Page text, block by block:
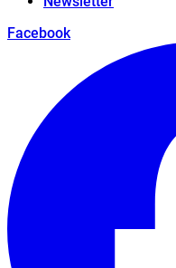
Facebook